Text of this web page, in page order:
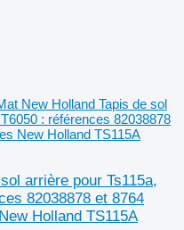
New Holland Tapis de sol
: références 82038878
New Holland TS115A
arrière pour Ts115a,
82038878 et 8764
Holland TS115A